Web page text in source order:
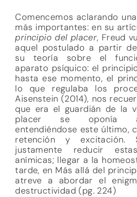
Comencemos aclarando
más importantes: en su
principio del placer, Freud
aquel postulado a partir
su teoría sobre el
aparato psíquico: el
hasta ese momento, el
lo que regulaba los
Aisenstein (2014), nos
que era el guardián de la
placer se oponía
entendiéndose este último,
retención y excitación.
justamente reducir
anímicas; llegar a la
tarde, en Más allá del
atreve a abordar el
destructividad (pg. 224)